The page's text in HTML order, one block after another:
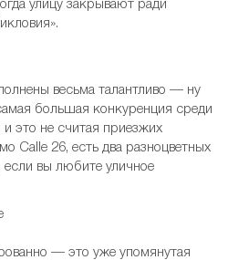
улицу закрывают ради
весьма талантливо — ну
большая конкуренция среди
это не считая приезжих
Calle 26, есть два разноцветных
если вы любите уличное
— это уже упомянутая